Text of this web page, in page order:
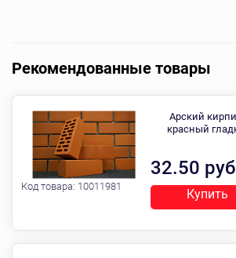
Рекомендованные товары
Код товара: 10011981
32.50
Арский
красный
Купить